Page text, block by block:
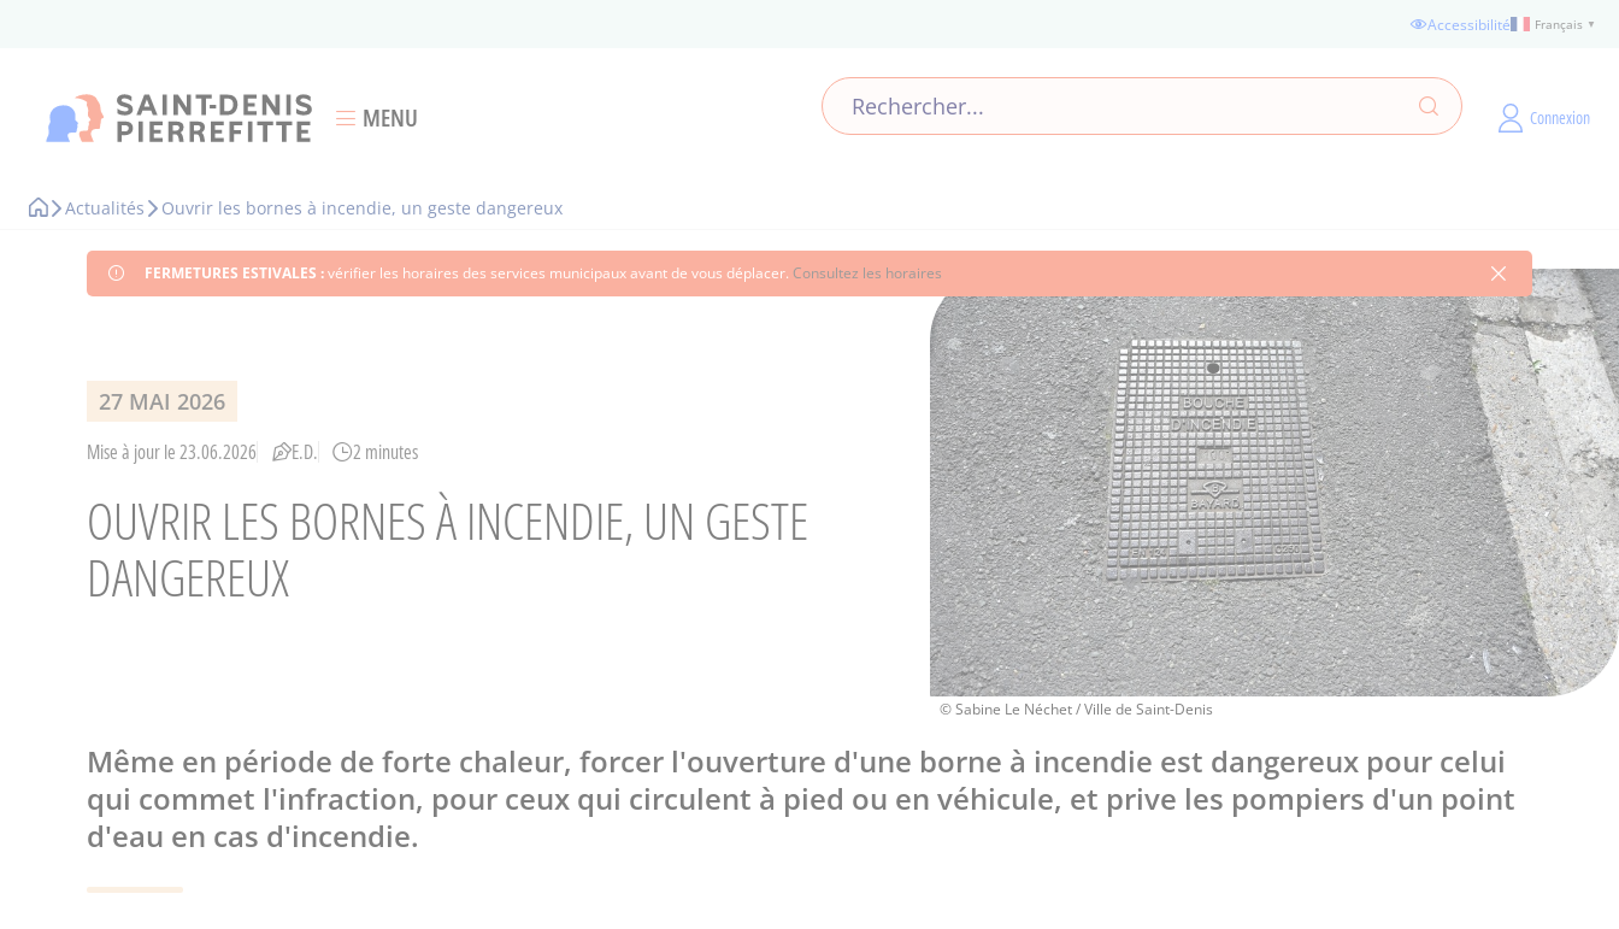
Français ▼
Accessibilité
Ouvrir le menu
MENU
FERMETURES ESTIVALES :vérifier les horaires des services municipaux avant de vous déplacer. Consultez les horaires Fermer le
Fil
Actualités Ouvrir les bornes à incendie, un geste dangereux
27 MAI 2026
Mise à jour le 23.06.2026 E.D. 2 minutes
OUVRIR LES BORNES À INCENDIE, UN GESTE
DANGEREUX
Crédits
© Sabine Le Néchet / Ville de Saint-Denis
Même en période de forte chaleur, forcer l'ouverture d'une borne à incendie est dangereux pour celui
qui commet l'infraction, pour ceux qui circulent à pied ou en véhicule, et prive les pompiers d'un point
d'eau en cas d'incendie.